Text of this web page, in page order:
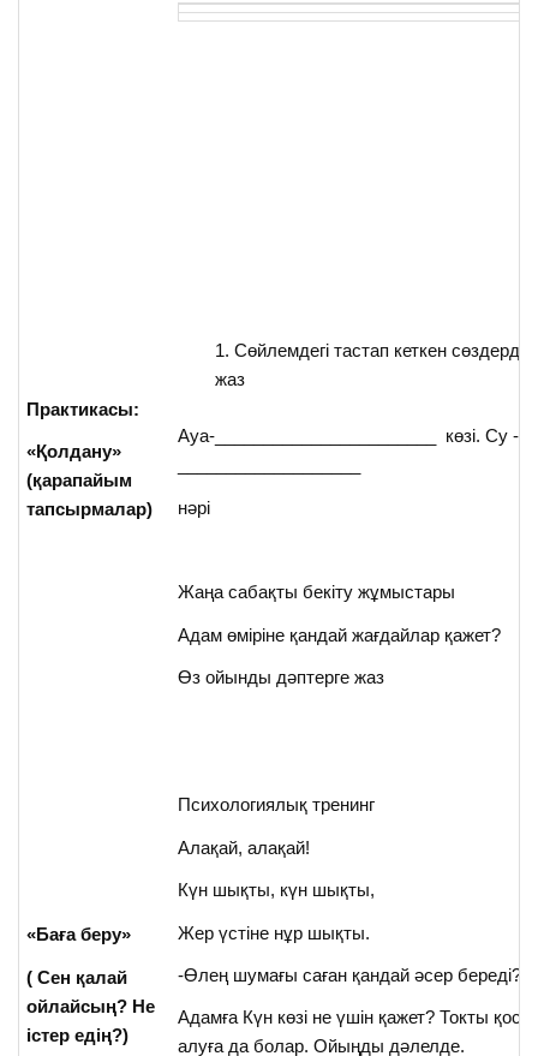
Практикасы:
«Қолдану»
(қарапайым
тапсырмалар)
«Баға беру»
( Сен қалай
ойлайсың? Не
істер едің?)
Сөйлемдегі тастап кеткен сөздерді
жаз
Ауа-_______________________ көзі. Су -
нәрі
Жаңа сабақты бекіту жұмыстары
Адам өміріне қандай жағдайлар қажет?
Өз ойынды дәптерге жаз
Психологиялық тренинг
Алақай, алақай!
Күн шықты, күн шықты,
Жер үстіне нұр шықты.
-Өлең шумағы саған қандай әсер береді?
Адамға Күн көзі не үшін қажет? Токты
алуға да болар. Ойыңды дәлелде.